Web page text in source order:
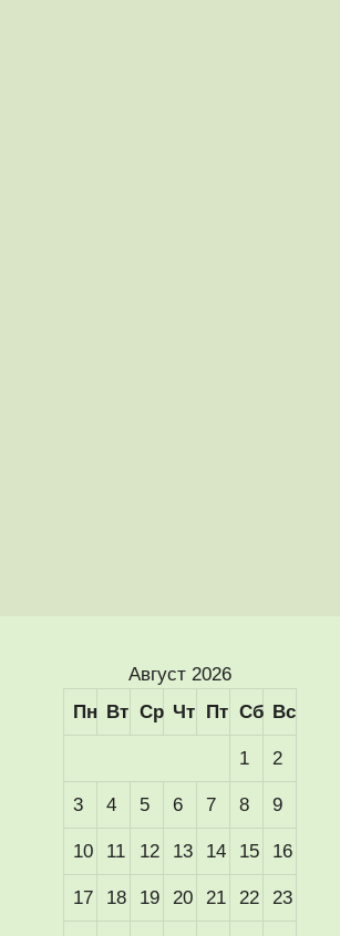
Август 2026
Пн Вт Ср Чт Пт Сб Вс
1 2
3 4 5 6 7 8 9
10 11 12 13 14 15 16
17 18 19 20 21 22 23